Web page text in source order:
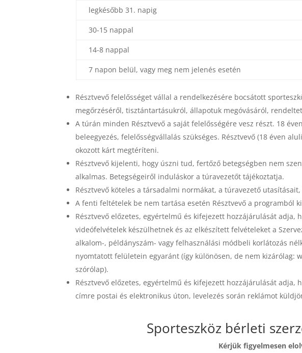
legkésőbb 31. napig
30-15 nappal
14-8 nappal
7 napon belül, vagy meg nem jelenés esetén
Résztvevő felelősséget vállal a rendelkezésére bocsátott
megőrzéséről, tisztántartásukról, állapotuk megóvásáról,
A túrán minden Résztvevő a saját felelősségére vesz részt. 18
beleegyezés, felelősségvállalás szükséges. Résztvevő (18 éven
okozott kárt megtéríteni.
Résztvevő kijelenti, hogy úszni tud, fertőző betegségben nem
alkalmas. Betegségeiről induláskor a túravezetőt tájékoztatja.
Résztvevő köteles a társadalmi normákat, a túravezető
A fenti feltételek be nem tartása esetén Résztvevő a programból
Résztvevő előzetes, egyértelmű és kifejezett hozzájárulását
videófelvételek készülhetnek és az elkészített felvételeket a
alkalom-, példányszám- vagy felhasználási módbeli korlátozás
nyomtatott felületein egyaránt (így különösen, de nem kizárólag:
szórólap).
Résztvevő előzetes, egyértelmű és kifejezett hozzájárulását adja,
címre postai és elektronikus úton, levelezés során reklámot
Sporteszköz bérleti
Kérjük figyelmesen